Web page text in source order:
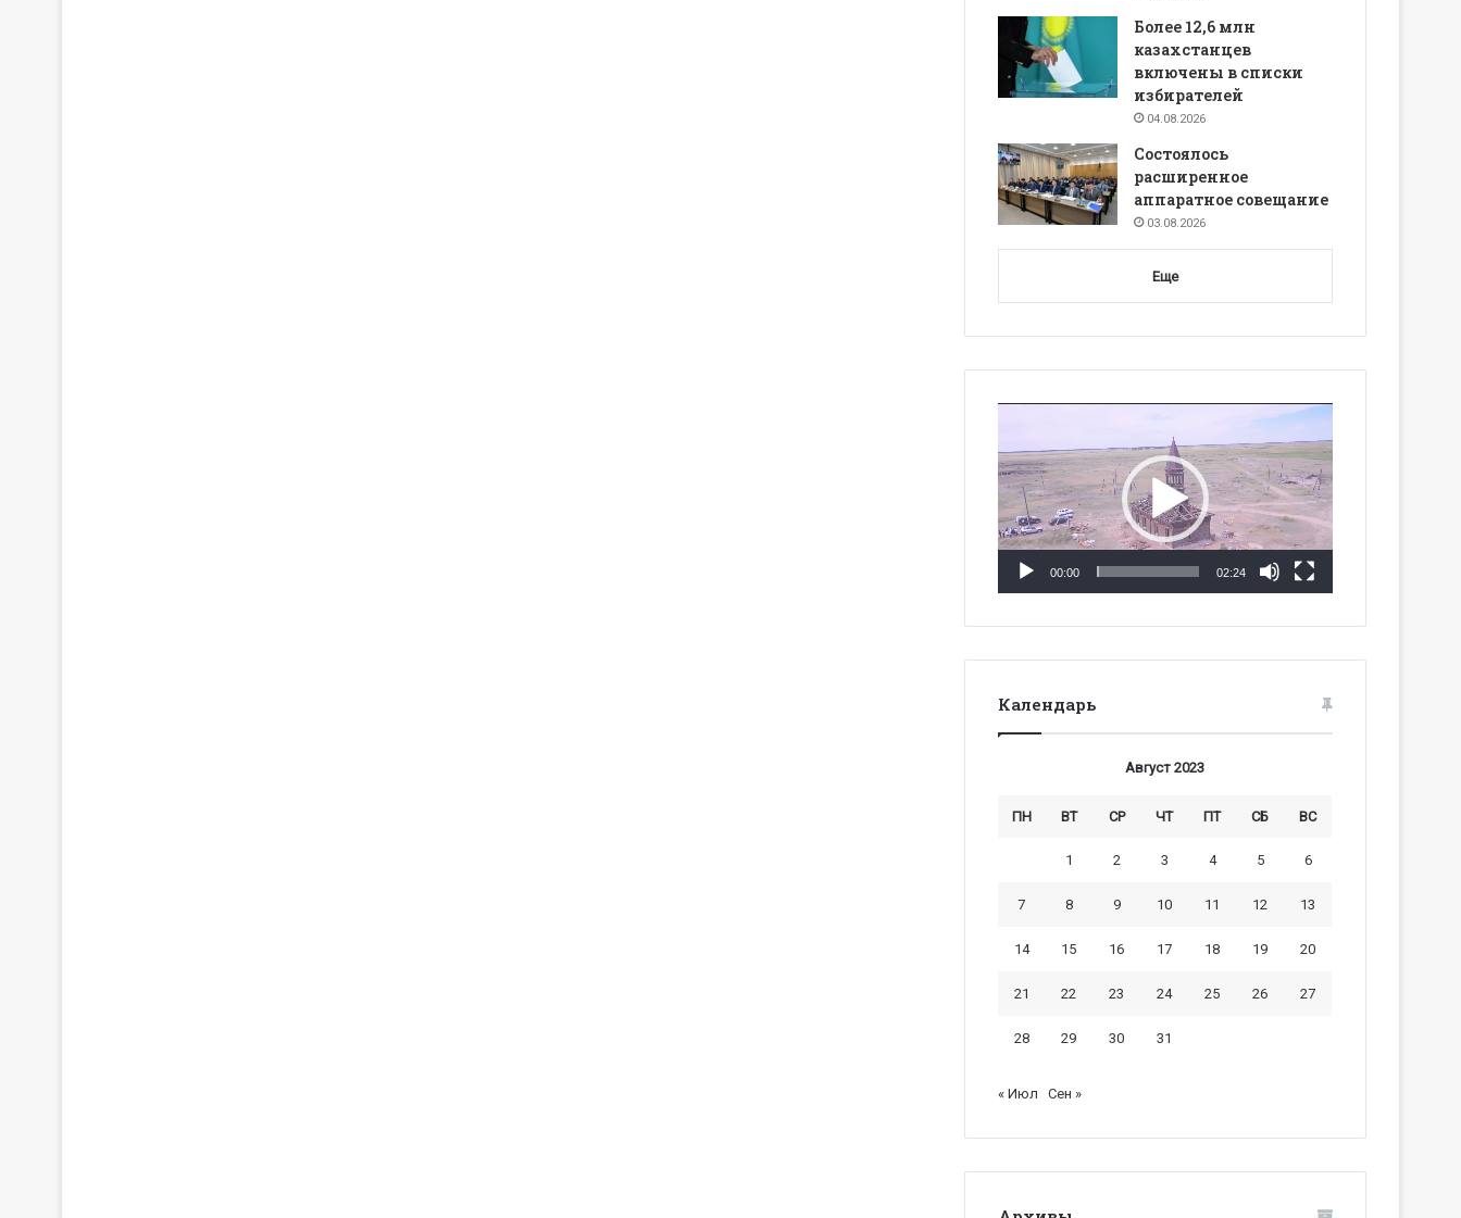
Более 12,6 млн
казахстанцев
включены в списки
избирателей
04.08.2026
Состоялось
расширенное
аппаратное совещание
03.08.2026
Еще
00:00 02:24
Календарь
Август 2023
ПН ВТ СР ЧТ ПТ СБ ВС
1 2 3 4 5 6
7 8 9 10 11 12 13
14 15 16 17 18 19 20
21 22 23 24 25 26 27
28 29 30 31
« Июл Сен »